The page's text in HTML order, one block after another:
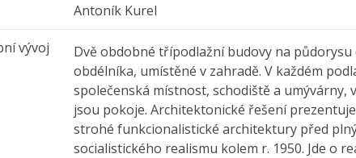
Antoník Kurel
vývoj
Dvě obdobné třípodlažní budovy na
obdélníka, umístěné v zahradě. V každém
společenská místnost, schodiště a umývárny,
jsou pokoje. Architektonické řešení
strohé funkcionalistické architektury před
socialistického realismu kolem r. 1950. Jde o